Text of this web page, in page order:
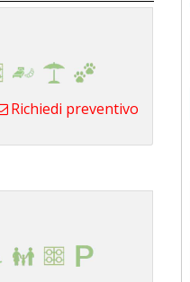
Richiedi preventivo